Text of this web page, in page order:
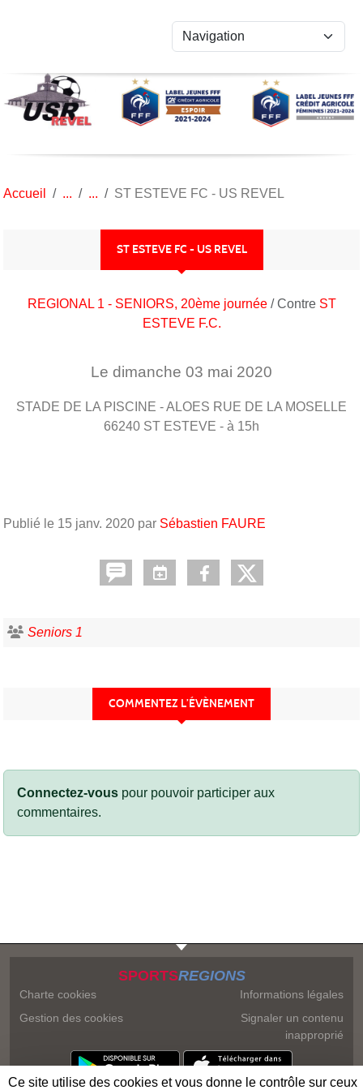
Accueil ST ESTEVE FC - US REVEL
ST ESTEVE FC - US REVEL
REGIONAL 1 - SENIORS, 20ème journée / Contre ST
ESTEVE F.C.
Le dimanche 03 mai 2020
STADE DE LA PISCINE - ALOES RUE DE LA MOSELLE
66240 ST ESTEVE - à 15h
Publié le 15 janv. 2020 par Sébastien FAURE
Seniors 1
COMMENTEZ L’ÉVÈNEMENT
Connectez-vous pour pouvoir participer aux
commentaires.
SPORTSREGIONS
Charte cookies
Gestion des cookies
Informations légales
Signaler un contenu
inapproprié
Ce site utilise des cookies et vous donne le contrôle sur ceux